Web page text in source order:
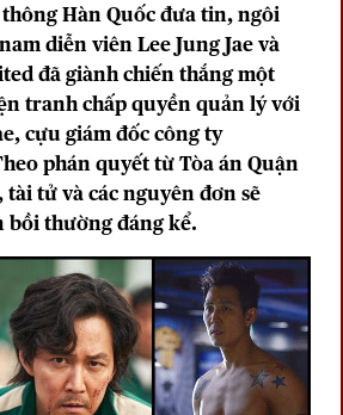
Hàn Quốc đưa tin, ngôi
diễn viênLee Jung Jaevà
đã giành chiến thắng một
tranh chấp quyền quản lý với
cựu giám đốc công ty
phán quyết từ Tòa án Quận
tử và các nguyên đơn sẽ
bồi thường đáng kể.